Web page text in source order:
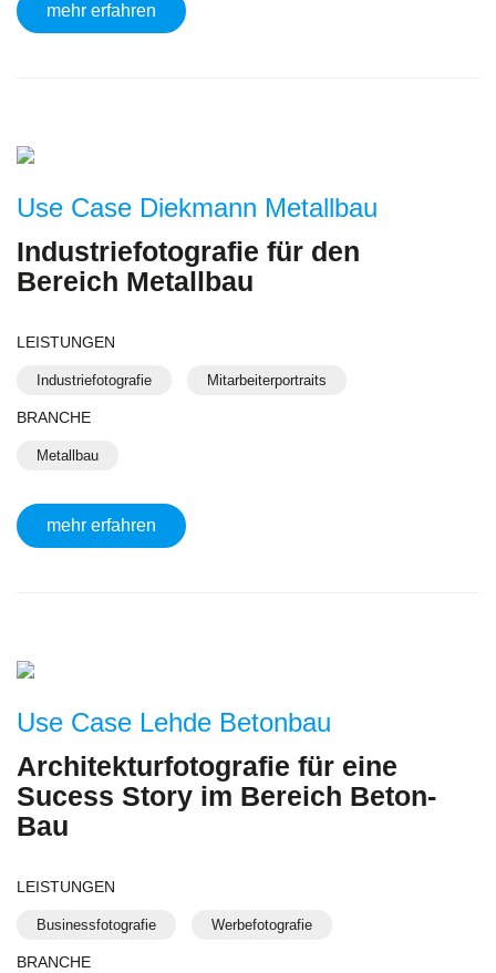
mehr erfahren
Use Case Diekmann Metallbau
Industriefotografie für den
Bereich Metallbau
LEISTUNGEN
Industriefotografie Mitarbeiterportraits
BRANCHE
Metallbau
mehr erfahren
Use Case Lehde Betonbau
Architektur­fotografie für eine
Sucess Story im Bereich Beton-
Bau
LEISTUNGEN
Businessfotografie Werbefotografie
BRANCHE